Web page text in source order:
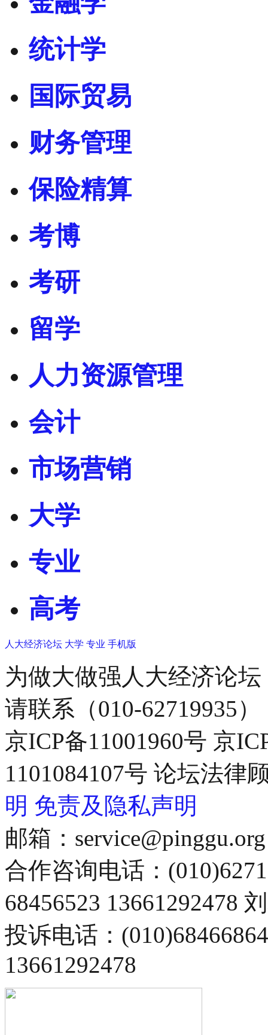
统计学
国际贸易
财务管理
保险精算
考博
考研
留学
人力资源管理
会计
市场营销
大学
专业
高考
人大经济论坛 大学 专业 手机版
为做大做强人大经济论
请联系（010-62719935）
京ICP备11001960号 京
1101084107号 论坛法律
明 免责及隐私声明
邮箱：service@pinggu.org
合作咨询电话：
68456523 13661292478
投诉电话：
13661292478